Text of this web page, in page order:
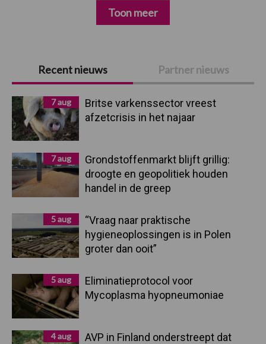
Primaire
Sidebar
Recent nieuws Partner nieuws
7 aug
Britse varkenssector vreest
afzetcrisis in het najaar
7 aug
Grondstoffenmarkt blijft grillig:
droogte en geopolitiek houden
handel in de greep
5 aug
“Vraag naar praktische
hygieneoplossingen is in Polen
groter dan ooit”
5 aug
Eliminatieprotocol voor
Mycoplasma hyopneumoniae
4 aug
AVP in Finland onderstreept dat
Toon meer